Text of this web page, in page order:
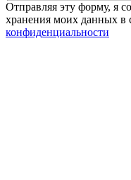
Отправляя эту форму, я
хранения моих данных в
конфиденциальности